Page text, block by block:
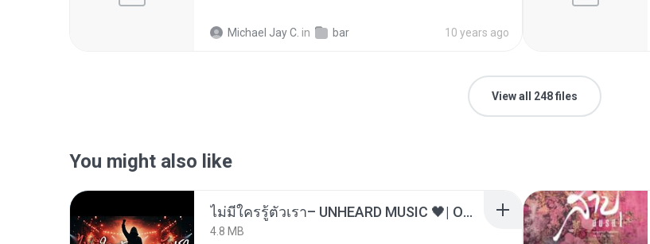
Michael Jay C. in bar 10 years ago
View all 248 files
You might also like
ไม่มีใครรู้ตัวเรา– UNHEARD MUSIC 🖤| Official Lyric Video | เพลงสู้ชีวิต
4.8 MB